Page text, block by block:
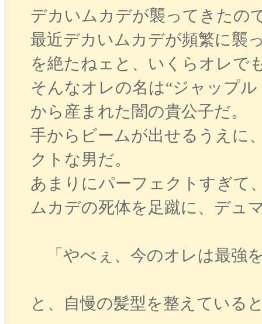
デカいムカデが襲ってきたの
最近デカいムカデが頻繁に襲
を絶たねェと、いくらオレで
そんなオレの名は“ジャップ
から産まれた闇の貴公子だ。
手からビームが出せるうえに
クトな男だ。
あまりにパーフェクトすぎて
ムカデの死体を足蹴に、デュ
「やべぇ、今のオレは最強
と、自慢の髪型を整えている